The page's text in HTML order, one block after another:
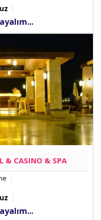
& CASINO & SPA